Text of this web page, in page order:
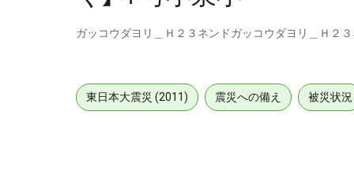
ガッコウダヨリ＿Ｈ２３ネンドガッコウダヨリ＿Ｈ２
東日本大震災 (2011) 震災への備え 被災状況